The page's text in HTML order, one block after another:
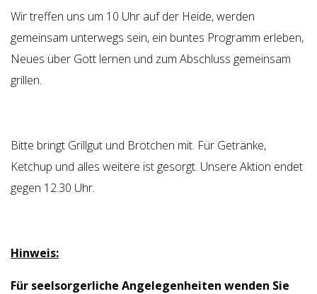
Wir treffen uns um 10 Uhr auf der Heide, werden
gemeinsam unterwegs sein, ein buntes Programm erleben,
Neues über Gott lernen und zum Abschluss gemeinsam
grillen.
Bitte bringt Grillgut und Brötchen mit. Für Getränke,
Ketchup und alles weitere ist gesorgt. Unsere Aktion endet
gegen 12.30 Uhr.
Hinweis:
Für seelsorgerliche Angelegenheiten wenden Sie